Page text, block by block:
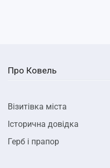
Про Ковель
Візитівка міста
Історична довідка
Герб і прапор